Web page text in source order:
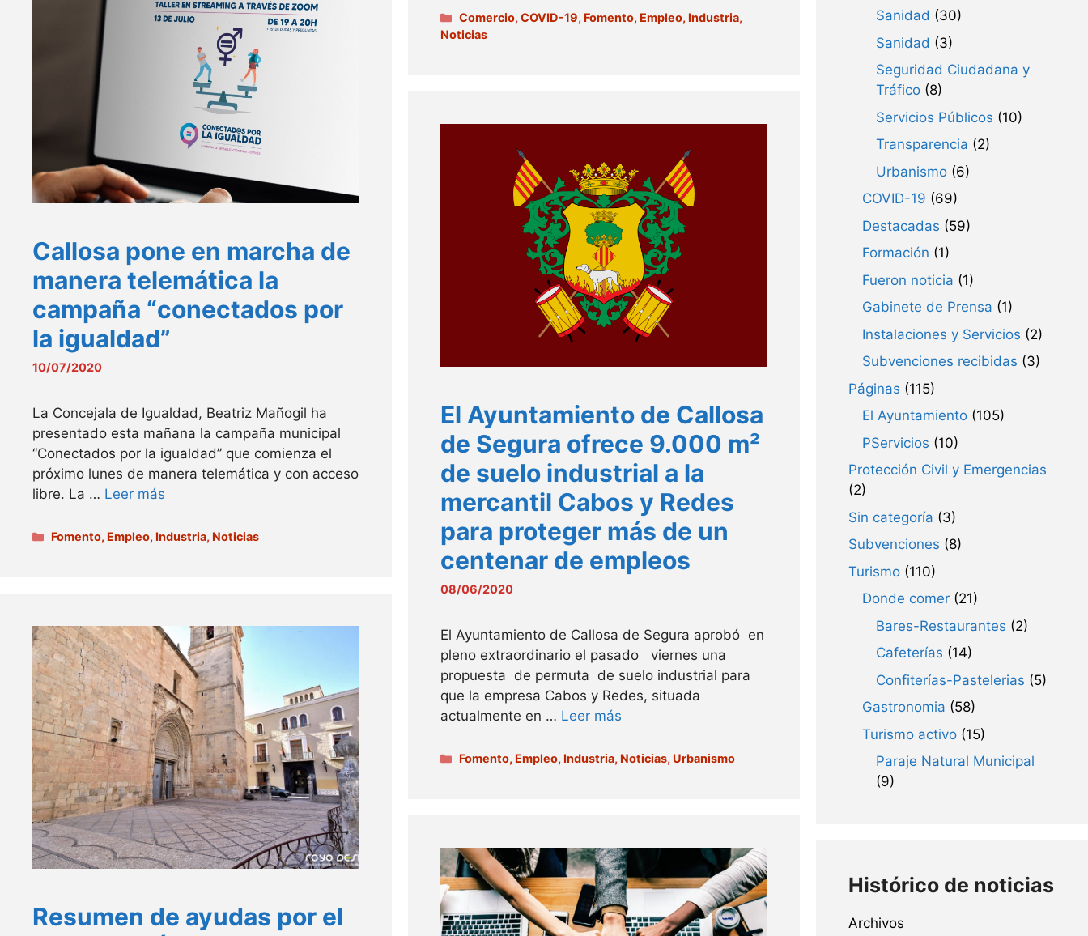
Categorías
Comercio,COVID-19, Fomento, Empleo, Industria,
Noticias
Callosa pone en marcha de
manera telemática la
campaña “conectados por
la igualdad”
10/07/2020
La Concejala de Igualdad, Beatriz Mañogil ha
presentado esta mañana la campaña municipal
“Conectados por la igualdad” que comienza el
próximo lunes de manera telemática y con acceso
libre. La … Leer más
Categorías
Fomento, Empleo, Industria, Noticias
El Ayuntamiento de Callosa
de Segura ofrece 9.000 m²
de suelo industrial a la
mercantil Cabos y Redes
para proteger más de un
centenar de empleos
08/06/2020
El Ayuntamiento de Callosa de Segura aprobó en
pleno extraordinario el pasado viernes una
propuesta de permuta de suelo industrial para
que la empresa Cabos y Redes, situada
actualmente en … Leer más
Categorías
Fomento, Empleo, Industria, Noticias, Urbanismo
Resumen de ayudas por el
Sanidad (30)
Sanidad (3)
Seguridad Ciudadana y
Tráfico (8)
Servicios Públicos (10)
Transparencia (2)
Urbanismo (6)
COVID-19 (69)
Destacadas (59)
Formación (1)
Fueron noticia (1)
Gabinete de Prensa (1)
Instalaciones y Servicios (2)
Subvenciones recibidas (3)
Páginas (115)
El Ayuntamiento (105)
PServicios (10)
Protección Civil y Emergencias
(2)
Sin categoría (3)
Subvenciones (8)
Turismo (110)
Donde comer (21)
Bares-Restaurantes (2)
Cafeterías (14)
Confiterías-Pastelerias (5)
Gastronomia (58)
Turismo activo (15)
Paraje Natural Municipal
(9)
Histórico de noticias
Archivos